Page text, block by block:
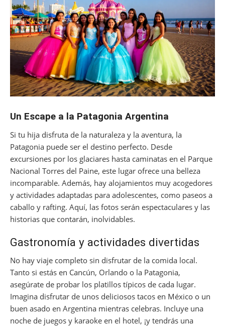
Un Escape a la Patagonia Argentina
Si tu hija disfruta de la naturaleza y la aventura, la
Patagonia puede ser el destino perfecto. Desde
excursiones por los glaciares hasta caminatas en el Parque
Nacional Torres del Paine, este lugar ofrece una belleza
incomparable. Además, hay alojamientos muy acogedores
y actividades adaptadas para adolescentes, como paseos a
caballo y rafting. Aquí, las fotos serán espectaculares y las
historias que contarán, inolvidables.
Gastronomía y actividades divertidas
No hay viaje completo sin disfrutar de la comida local.
Tanto si estás en Cancún, Orlando o la Patagonia,
asegúrate de probar los platillos típicos de cada lugar.
Imagina disfrutar de unos deliciosos tacos en México o un
buen asado en Argentina mientras celebras. Incluye una
noche de juegos y karaoke en el hotel, ¡y tendrás una